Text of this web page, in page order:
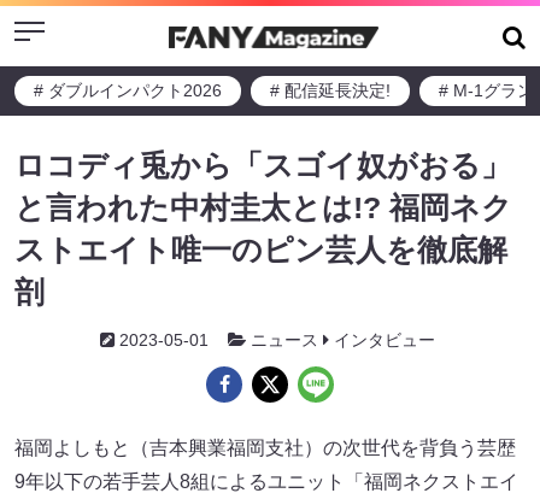
Menu
# ダブルインパクト2026 # 配信延長決定! # M-1グラン
ロコディ兎から「スゴイ奴がおる」
と言われた中村圭太とは!? 福岡ネク
ストエイト唯一のピン芸人を徹底解
剖
2023-05-01 ニュース インタビュー
福岡よしもと（吉本興業福岡支社）の次世代を背負う芸歴
9年以下の若手芸人8組によるユニット「福岡ネクストエイ